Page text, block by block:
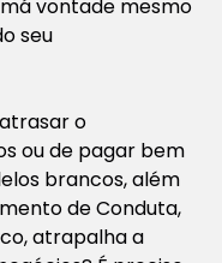
vontade mesmo
seu
o
ou de pagar bem
brancos, além
de Conduta,
atrapalha a